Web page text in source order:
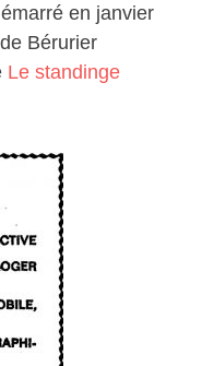
en janvier
Bérurier
Le standinge